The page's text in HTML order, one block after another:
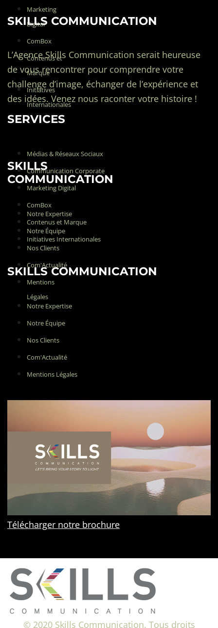
Marketing
Digital
ComBox
Contenus et
Marque
Initiatives
Internationales
SKILLS
COMMUNICATION
Notre Expertise
Notre Équipe
Nos Clients
Com'Actualité
Mentions
Légales
SKILLS COMMUNICATION
L’Agence Skills Communication serait heureuse
de vous rencontrer pour comprendre votre
challenge d’image, échanger de l’expérience et
des idées. Venez nous raconter votre histoire !
SERVICES
Médias & Réseaux Sociaux
Communication Corporate
Marketing Digital
ComBox
Contenus et Marque
Initiatives Internationales
SKILLS COMMUNICATION
Notre Expertise
Notre Équipe
Nos Clients
Com'Actualité
Mentions Légales
Télécharger notre brochure
© 2020 Skills Communication. Tous droits